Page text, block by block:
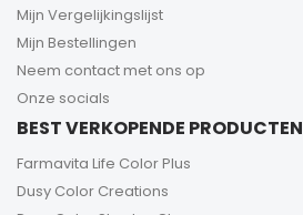
Mijn Vergelijkingslijst
Mijn Bestellingen
Neem contact met ons op
Onze socials
BEST VERKOPENDE PRODUCTEN
Farmavita Life Color Plus
Dusy Color Creations